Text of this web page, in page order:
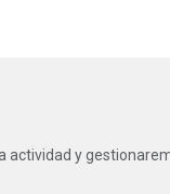
actividad y